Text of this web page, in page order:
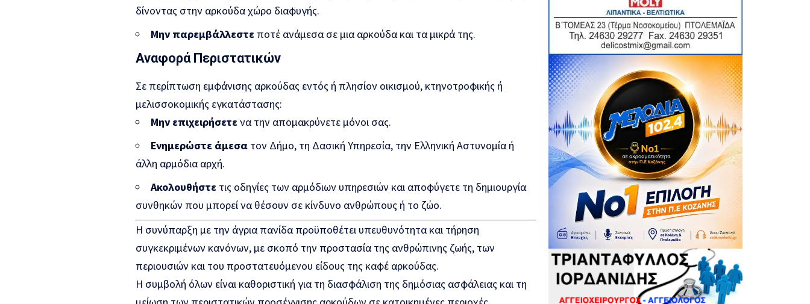
δίνοντας στην αρκούδα χώρο διαφυγής.
Μην παρεμβάλλεστε ποτέ ανάμεσα σε μια αρκούδα και τα μικρά της.
Αναφορά Περιστατικών
Σε περίπτωση εμφάνισης αρκούδας εντός ή πλησίον οικισμού, κτηνοτροφικής ή
μελισσοκομικής εγκατάστασης:
Μην επιχειρήσετενα την απομακρύνετε μόνοι σας.
Ενημερώστε άμεσα τον Δήμο, τη Δασική Υπηρεσία, την Ελληνική Αστυνομία ή
άλλη αρμόδια αρχή.
Ακολουθήστε τις οδηγίες των αρμόδιων υπηρεσιών και αποφύγετε τη δημιουργία
συνθηκών που μπορεί να θέσουν σε κίνδυνο ανθρώπους ή το ζώο.
Η συνύπαρξη με την άγρια πανίδα προϋποθέτει υπευθυνότητα και τήρηση
συγκεκριμένων κανόνων, με σκοπό την προστασία της ανθρώπινης ζωής, των
περιουσιών και του προστατευόμενου είδους της καφέ αρκούδας.
Η συμβολή όλων είναι καθοριστική για τη διασφάλιση της δημόσιας ασφάλειας και τη